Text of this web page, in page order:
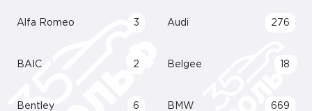
Alfa Romeo 3 Audi 276
BAIC 2 Belgee 18
Bentley 6 BMW 669